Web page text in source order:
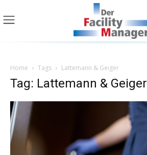
Home Tags Lattemann & Geiger
Tag: Lattemann & Geiger